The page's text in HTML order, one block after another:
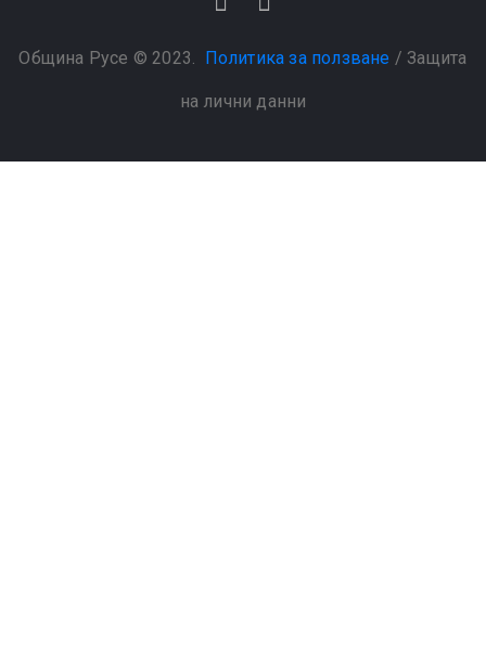
Община Русе © 2023. Политика за ползване / Защита
на лични данни